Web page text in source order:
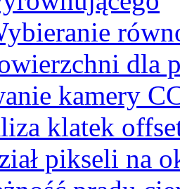
dla
kamery
klatek
pikseli na